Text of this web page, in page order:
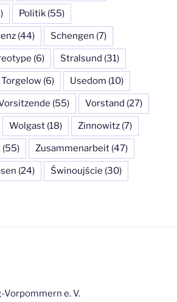
Politik (55)
(44) Schengen (7)
(6) Stralsund (31)
Torgelow (6) Usedom (10)
(55) Vorstand (27)
Wolgast (18) Zinnowitz (7)
(55) Zusammenarbeit (47)
(24) Świnoujście (30)
Vorpommern e. V.